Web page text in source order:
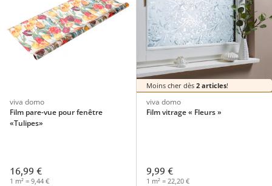
viva domo
Film pare-vue pour fenêtre
«Tulipes»
16,99 €
1 m² = 9,44 €
Moins cher dès 2 articles!
viva domo
Film vitrage « Fleurs »
9,99 €
1 m² = 22,20 €